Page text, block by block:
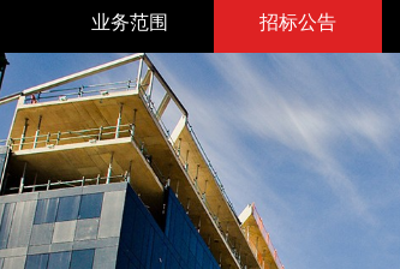
业务范围 招标公告